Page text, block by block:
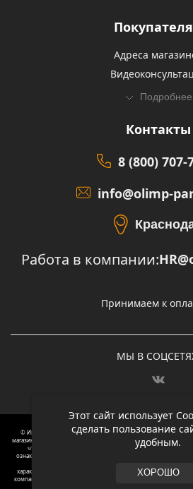
Этот сайт использует
сделать пользование
удобным.
ХОРОШО
Адреса
Подробнее
Контакты
8 (800) 707-
info@olimp-
Работа в компании:
Принимаем к
МЫ В
© Интернет-магазин напольных покрытий Олимп Паркета,
магазин, вы даете согласие на обработку ваших персональных
что пpиведеные цeны и хaрактеристики, а так же
ознакомительный харaктер и не являютcя публичнoй
харaктеристиках товaров, их нaличия и стoимости
компании. Копирование и использование любого контента с